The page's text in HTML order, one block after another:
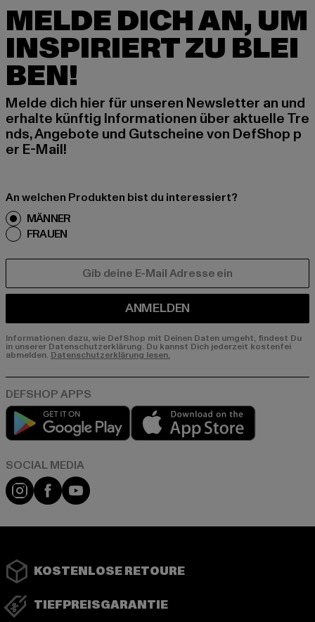
MELDE DICH AN, UM
INSPIRIERT ZU BLEI
BEN!
Melde dich hier für unseren Newsletter an und
erhalte künftig Informationen über aktuelle Tre
nds, Angebote und Gutscheine von DefShop p
er E-Mail!
An welchen Produkten bist du interessiert?
MÄNNER
FRAUEN
ANMELDEN
Informationen dazu, wie DefShop mit Deinen Daten umgeht, findest Du
in unserer Datenschutzerklärung. Du kannst Dich jederzeit kostenfei
abmelden. Datenschutzerklärung lesen.
Play market
Instagram
FacebookYouTube
KOSTENLOSE RETOURE
TIEFPREISGARANTIE